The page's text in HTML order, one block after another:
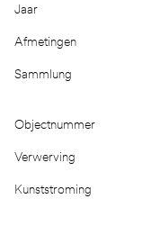
Jaar
Afmetingen
Sammlung
Objectnummer
Verwerving
Kunststroming